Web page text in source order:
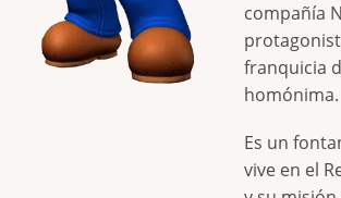
compañía
franquicia
homónima.
Es un
vive en el